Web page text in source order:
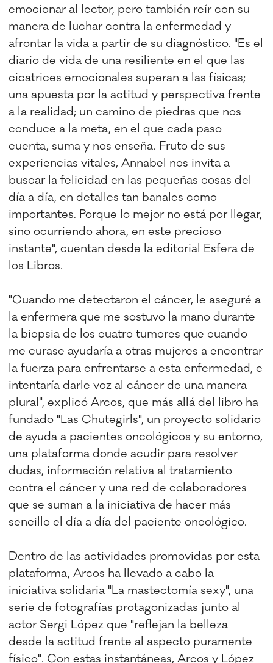
emocionar al lector, pero también reír con su
manera de luchar contra la enfermedad y
afrontar la vida a partir de su diagnóstico. "Es el
diario de vida de una resiliente en el que las
cicatrices emocionales superan a las físicas;
una apuesta por la actitud y perspectiva frente
a la realidad; un camino de piedras que nos
conduce a la meta, en el que cada paso
cuenta, suma y nos enseña. Fruto de sus
experiencias vitales, Annabel nos invita a
buscar la felicidad en las pequeñas cosas del
día a día, en detalles tan banales como
importantes. Porque lo mejor no está por llegar,
sino ocurriendo ahora, en este precioso
instante", cuentan desde la editorial Esfera de
los Libros.
"Cuando me detectaron el cáncer, le aseguré a
la enfermera que me sostuvo la mano durante
la biopsia de los cuatro tumores que cuando
me curase ayudaría a otras mujeres a encontrar
la fuerza para enfrentarse a esta enfermedad, e
intentaría darle voz al cáncer de una manera
plural", explicó Arcos, que más allá del libro ha
fundado "Las Chutegirls", un proyecto solidario
de ayuda a pacientes oncológicos y su entorno,
una plataforma donde acudir para resolver
dudas, información relativa al tratamiento
contra el cáncer y una red de colaboradores
que se suman a la iniciativa de hacer más
sencillo el día a día del paciente oncológico.
Dentro de las actividades promovidas por esta
plataforma, Arcos ha llevado a cabo la
iniciativa solidaria "La mastectomía sexy", una
serie de fotografías protagonizadas junto al
actor Sergi López que "reflejan la belleza
desde la actitud frente al aspecto puramente
físico". Con estas instantáneas, Arcos y López